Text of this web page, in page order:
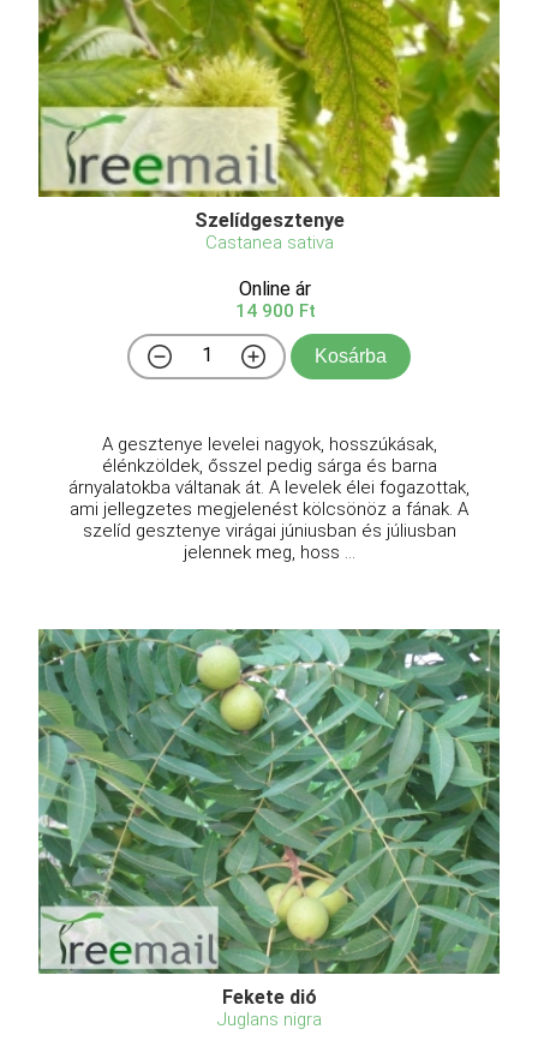
Szelídgesztenye
Castanea sativa
Online ár
14 900 Ft
Kosárba
A gesztenye levelei nagyok, hosszúkásak,
élénkzöldek, ősszel pedig sárga és barna
árnyalatokba váltanak át. A levelek élei fogazottak,
ami jellegzetes megjelenést kölcsönöz a fának. A
szelíd gesztenye virágai júniusban és júliusban
jelennek meg, hoss ...
Fekete dió
Juglans nigra